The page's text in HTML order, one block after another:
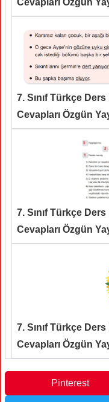
7. Sınıf Türkçe
Cevapları Özgün
7. Sınıf Türkçe
Cevapları Özgün
7. Sınıf Türkçe
Cevapları Özgün
Pinterest